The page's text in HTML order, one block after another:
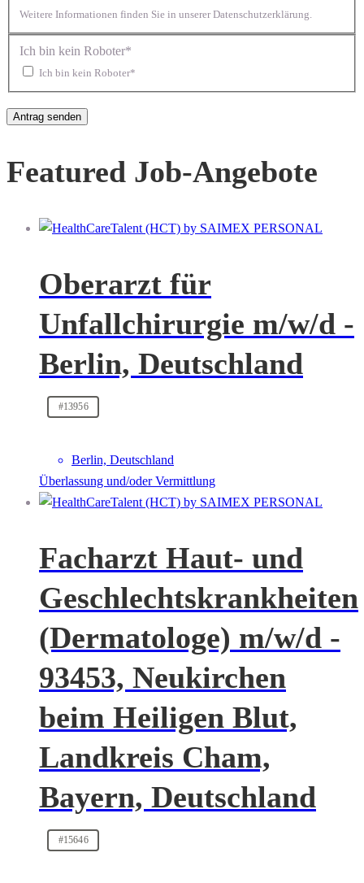
Weitere Informationen finden Sie in unserer Datenschutzerklärung.
Ich bin kein Roboter*
Ich bin kein Roboter*
Featured Job-Angebote
Oberarzt für
Unfallchirurgie m/w/d -
Berlin, Deutschland
#13956
Berlin, Deutschland
Überlassung und/oder Vermittlung
Facharzt Haut- und
Geschlechtskrankheiten
(Dermatologe) m/w/d -
93453, Neukirchen
beim Heiligen Blut,
Landkreis Cham,
Bayern, Deutschland
#15646